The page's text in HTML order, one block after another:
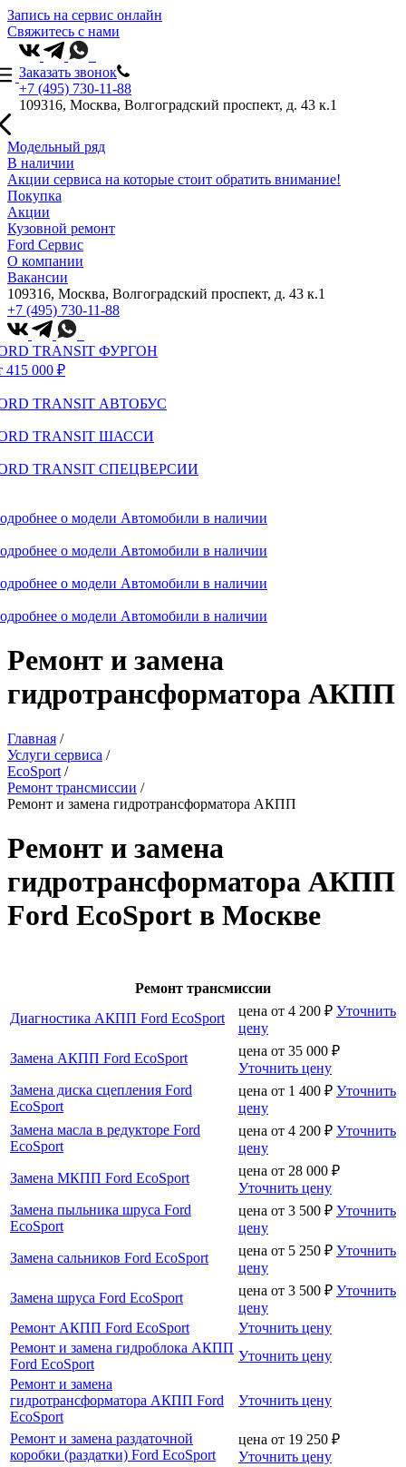
Запись на сервис онлайн
Свяжитесь с нами
Заказать звонок
+7 (495) 730-11-88
109316, Москва, Волгоградский проспект, д. 43 к.1
Модельный ряд
В наличии
Акции сервиса на которые стоит обратить внимание!
Покупка
Акции
Кузовной ремонт
Ford Сервис
О компании
Вакансии
109316, Москва, Волгоградский проспект, д. 43 к.1
+7 (495) 730-11-88
TRANSIT ФУРГОН
415 000 ₽
TRANSIT АВТОБУС
TRANSIT ШАССИ
TRANSIT СПЕЦВЕРСИИ
о модели Автомобили в наличии
о модели Автомобили в наличии
о модели Автомобили в наличии
о модели Автомобили в наличии
Ремонт и замена
гидротрансформатора АКПП
Главная /
Услуги сервиса /
EcoSport /
Ремонт трансмиссии /
Ремонт и замена гидротрансформатора АКПП
Ремонт и замена
гидротрансформатора АКПП
Ford EcoSport в Москве
Ремонт трансмиссии
Диагностика АКПП Ford EcoSport
цена от 4 200 ₽ Уточнить
цену
Замена АКПП Ford EcoSport
цена от 35 000 ₽
Уточнить цену
Замена диска сцепления Ford
EcoSport
цена от 1 400 ₽ Уточнить
цену
Замена масла в редукторе Ford
EcoSport
цена от 4 200 ₽ Уточнить
цену
Замена МКПП Ford EcoSport
цена от 28 000 ₽
Уточнить цену
Замена пыльника шруса Ford
EcoSport
цена от 3 500 ₽ Уточнить
цену
Замена сальников Ford EcoSport
цена от 5 250 ₽ Уточнить
цену
Замена шруса Ford EcoSport
цена от 3 500 ₽ Уточнить
цену
Ремонт АКПП Ford EcoSport
Уточнить цену
Ремонт и замена гидроблока АКПП
Ford EcoSport
Уточнить цену
Ремонт и замена
гидротрансформатора АКПП Ford
EcoSport
Уточнить цену
Ремонт и замена раздаточной
коробки (раздатки) Ford EcoSport
цена от 19 250 ₽
Уточнить цену